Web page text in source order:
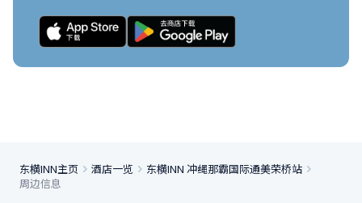
东横INN主页 酒店一览
东横INN 冲绳那霸国际通美荣桥站
周边信息